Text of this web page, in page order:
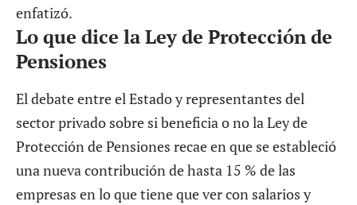
enfatizó.
Lo que dice la Ley de Protección de
Pensiones
El debate entre el Estado y representantes del
sector privado sobre si beneficia o no la Ley de
Protección de Pensiones recae en que se estableció
una nueva contribución de hasta 15 % de las
empresas en lo que tiene que ver con salarios y